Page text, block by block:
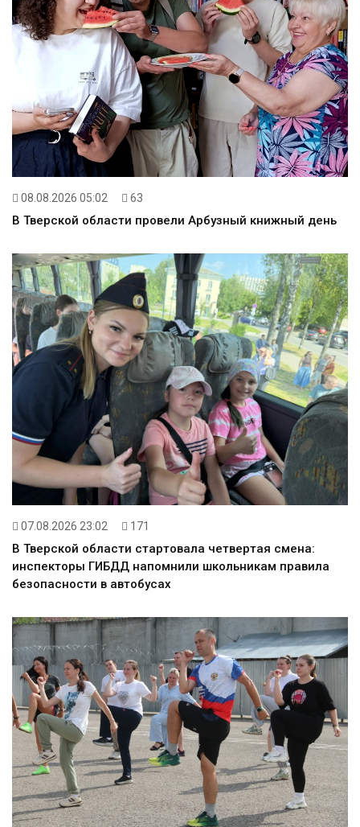
08.08.2026 05:02 63
В Тверской области провели Арбузный книжный день
07.08.2026 23:02 171
В Тверской области стартовала четвертая смена:
инспекторы ГИБДД напомнили школьникам правила
безопасности в автобусах